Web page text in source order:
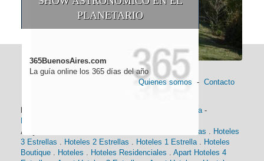
PLANETARIO
365BuenosAires.com
La guía online los 365 días del año
Quienes somos - Contacto
Historia-
Alojamiento:
Hoteles 4 Estrellas . Hoteles
3 Estrellas . Hoteles 2 Estrellas . Hoteles 1 Estrella. Hoteles
Boutique . Hoteles . Hoteles Residenciales . Apart Hoteles 4